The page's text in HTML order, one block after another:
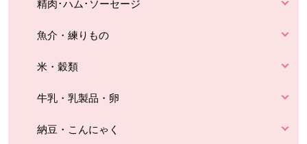
精肉･ハム･ソーセージ
魚介・練りもの
米・穀類
牛乳・乳製品・卵
納豆・こんにゃく